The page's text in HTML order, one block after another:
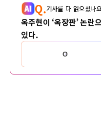
Q.기사를 다 읽으셨나
옥주현이 ‘옥장판’ 논란
있다.
O